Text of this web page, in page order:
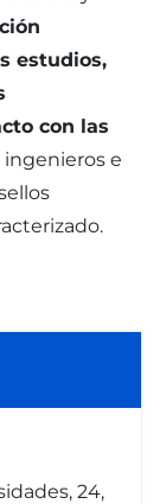
estudios,
con las
e
24,